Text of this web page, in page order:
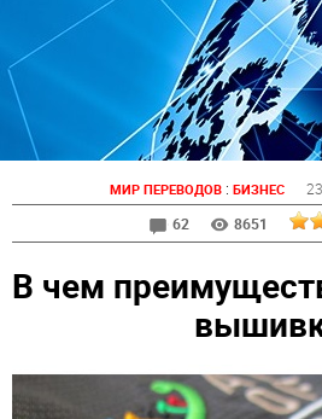
МИР ПЕРЕВОДОВ: БИЗНЕС
62
8651
В чем